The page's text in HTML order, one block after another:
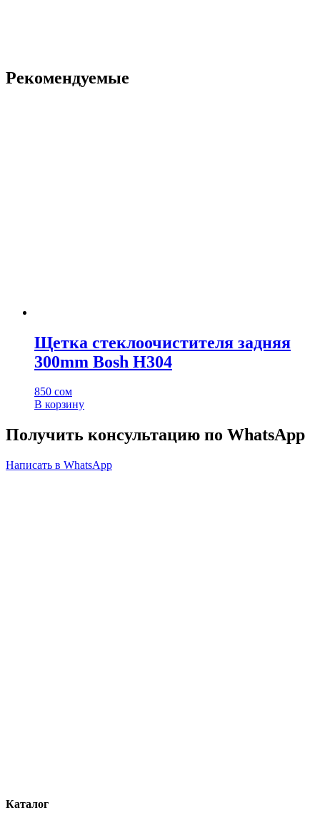
Рекомендуемые
Щетка стеклоочистителя задняя
300mm Bosh H304
850 сом
В корзину
Получить консультацию по WhatsApp
Написать в WhatsApp
Каталог